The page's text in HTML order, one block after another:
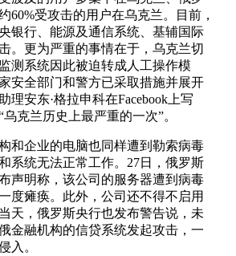
60%受攻击的用户在乌克兰。目前，
银行、能源及通信系统、基辅国际
。更为严重的事情在于，乌克兰切
测系统因此被迫转成人工操作模
安全部门和警方已采取措施并展开
理安东·格拉申科在Facebook上写
克兰历史上最严重的一次”。
企业的电脑也同样遭到勒索病毒
系统无法正常工作。27日，俄罗斯
声明称，该公司的服务器遭到病毒
度瘫痪。此外，公司还不得不启用
天，俄罗斯央行也发布警告说，未
金融机构的信贷系统发起攻击，一
入。